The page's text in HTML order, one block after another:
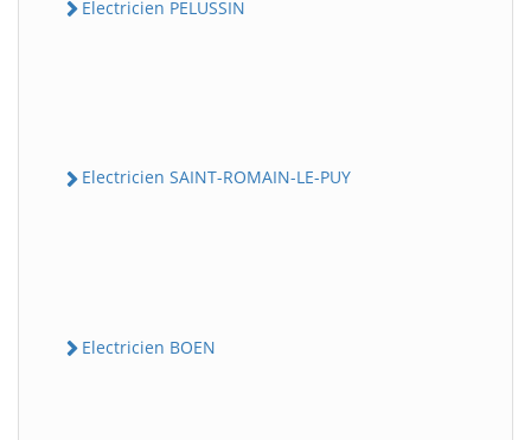
Electricien PELUSSIN
Electricien SAINT-ROMAIN-LE-PUY
Electricien BOEN